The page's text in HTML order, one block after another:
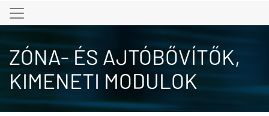
ZÓNA- ÉS AJTÓBŐVÍTŐK,
KIMENETI MODULOK